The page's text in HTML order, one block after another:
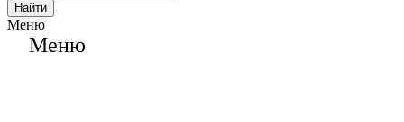
Найти
Меню
Меню